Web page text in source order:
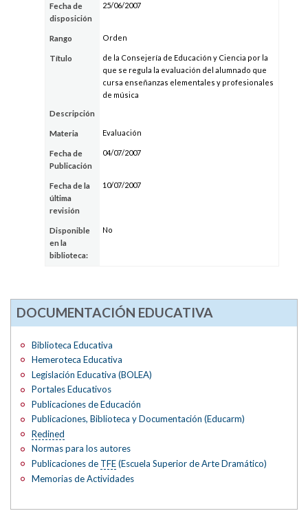
Fecha de
disposición
25/06/2007
Rango Orden
Título
de la Consejería de Educación y Ciencia por la
que se regula la evaluación del alumnado que
cursa enseñanzas elementales y profesionales
de música
Descripción
Materia Evaluación
Fecha de
Publicación
04/07/2007
Fecha de la
última
revisión
10/07/2007
Disponible
en la
biblioteca:
No
DOCUMENTACIÓN EDUCATIVA
Biblioteca Educativa
Hemeroteca Educativa
Legislación Educativa (BOLEA)
Portales Educativos
Publicaciones de Educación
Publicaciones, Biblioteca y Documentación (Educarm)
Redined
Normas para los autores
Publicaciones de TFE(Escuela Superior de Arte Dramático)
Memorias de Actividades